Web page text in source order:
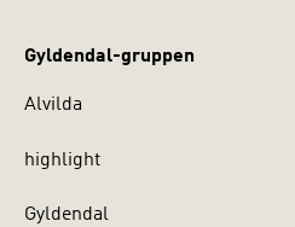
Gyldendal-gruppen
Alvilda
highlight
Gyldendal